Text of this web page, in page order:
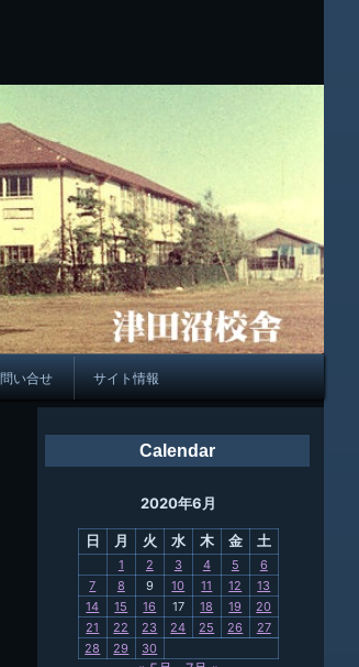
問い合せ サイト情報
Calendar
2020年6月
日 月 火 水 木 金 土
1 2 3 4 5
6
7
8 9 10 11 12
13
14
15 16 17 18 19
20
21
22 23 24 25 26
27
28
29 30